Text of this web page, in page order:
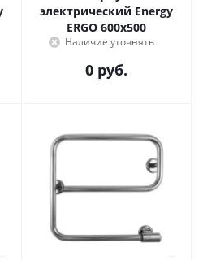
электрический Energy
ERGO 600x500
Наличие уточнять
0 руб.